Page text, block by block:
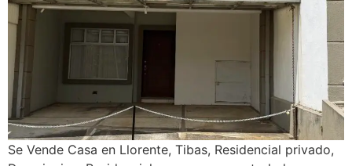
Se Vende Casa en Llorente, Tibas, Residencial privado,